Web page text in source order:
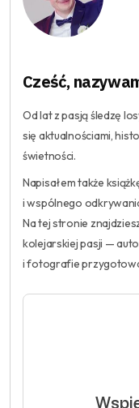
Cześć,
Od lat z pasją śledzę
się aktualnościami,
świetności.
Napisałem także
i wspólnego
Na tej stronie
kolejarskiej pasji —
i fotografie